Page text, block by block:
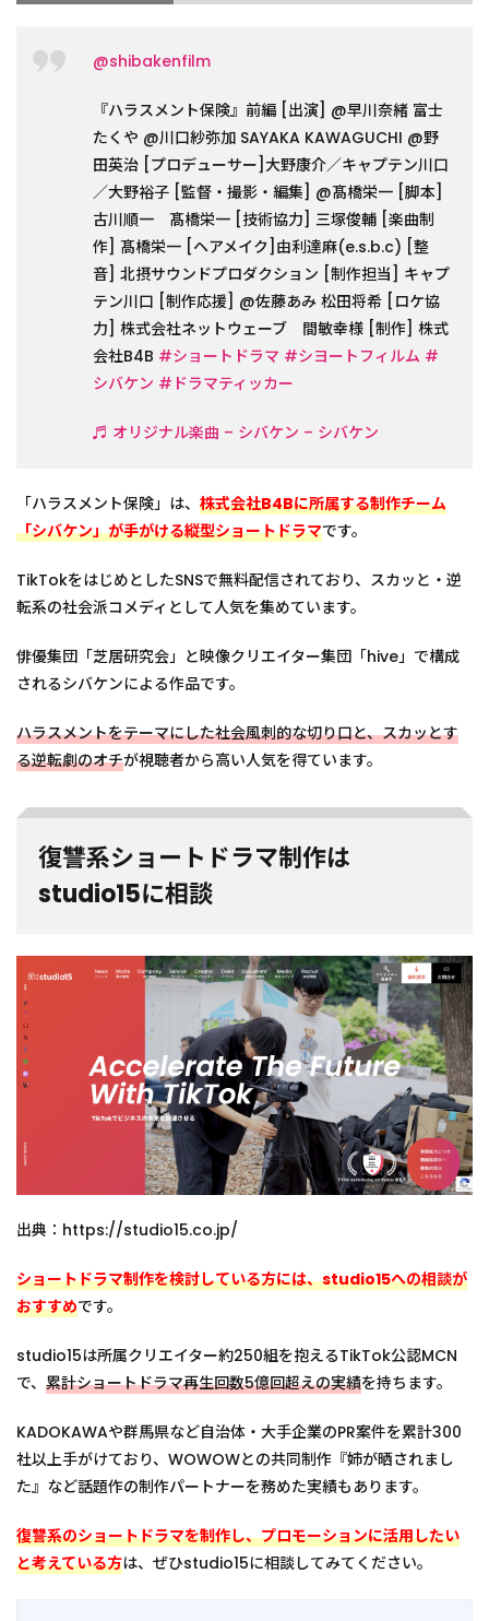
@shibakenfilm
『ハラスメント保険』前編 [出演] @早川奈緒 富士
たくや @川口紗弥加 SAYAKA KAWAGUCHI @野
田英治 [プロデューサー]大野康介／キャプテン川口
／大野裕子 [監督・撮影・編集] @髙橋栄一 [脚本]
古川順一 髙橋栄一 [技術協力] 三塚俊輔 [楽曲制
作] 髙橋栄一 [ヘアメイク]由利達麻(e.s.b.c) [整
音] 北摂サウンドプロダクション [制作担当] キャプ
テン川口 [制作応援] @佐藤あみ 松田将希 [ロケ協
力] 株式会社ネットウェーブ 間敏幸様 [制作] 株式
会社B4B #ショートドラマ #シヨートフィルム #
シバケン #ドラマティッカー
♬ オリジナル楽曲 – シバケン – シバケン
「ハラスメント保険」は、 株式会社B4Bに所属する制作チーム
「シバケン」が手がける縦型ショートドラマです。
TikTokをはじめとしたSNSで無料配信されており、スカッと・逆
転系の社会派コメディとして人気を集めています。
俳優集団「芝居研究会」と映像クリエイター集団「hive」で構成
されるシバケンによる作品です。
ハラスメントをテーマにした社会風刺的な切り口と、スカッとす
る逆転劇のオチが視聴者から高い人気を得ています。
復讐系ショートドラマ制作は
studio15に相談
出典：https://studio15.co.jp/
ショートドラマ制作を検討している方には、studio15への相談が
おすすめです。
studio15は所属クリエイター約250組を抱えるTikTok公認MCN
で、 累計ショートドラマ再生回数5億回超えの実績を持ちます。
KADOKAWAや群馬県など自治体・大手企業のPR案件を累計300
社以上手がけており、WOWOWとの共同制作『姉が晒されまし
た』など話題作の制作パートナーを務めた実績もあります。
復讐系のショートドラマを制作し、プロモーションに活用したい
と考えている方は、ぜひstudio15に相談してみてください。